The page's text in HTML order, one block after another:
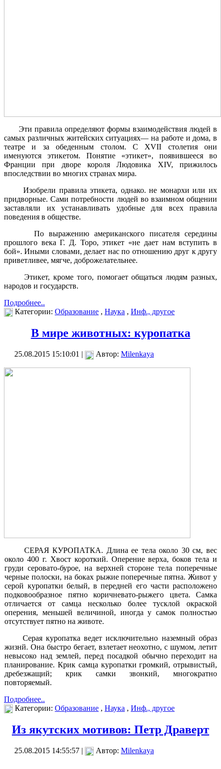
Эти правила определяют формы взаимодействия людей в
самых различных житейских ситуациях— на работе и дома, в
театре и за обеденным столом. С XVII столетия они
именуются этикетом. Понятие «этикет», появившееся во
Франции при дворе короля Людовика XIV, прижилось
впоследствии во многих странах мира.
Изобрели правила этикета, однако. не монархи или их
придворные. Сами потребности людей во взаимном общении
заставляли их устанавливать удобные для всех правила
поведения в обществе.
По выражению американского писателя середины
прошлого века Г. Д. Торо, этикет «не дает нам вступить в
бой». Иными словами, делает нас по отношению друг к другу
приветливее, мягче, доброжелательнее.
Этикет, кроме того, помогает общаться людям разных,
народов и государств.
Подробнее..
Категории: Образование , Наука , Инф., другое
В мире животных: куропатка
25.08.2015 15:10:01 | Автор: Milenkaya
СЕРАЯ КУРОПАТКА. Длина ее тела около 30 см, вес
около 400 г. Хвост короткий. Оперение верха, боков тела и
груди серовато-бурое, на верхней стороне тела поперечные
черные полоски, на боках рыжие поперечные пятна. Живот у
серой куропатки белый, в передней его части расположено
подковообразное пятно коричневато-рыжего цвета. Самка
отличается от самца несколько более тусклой окраской
оперения, меньшей величиной, иногда у самок полностью
отсутствует пятно на животе.
Серая куропатка ведет исключительно наземный образ
жизнй. Она быстро бегает, взлетает неохотно, с шумом, летит
невысоко над землей, перед посадкой обычно переходит на
планирование. Крик самца куропатки громкий, отрывистый,
дребезжащий; крик самки звонкий, многократно
повторяемый.
Подробнее..
Категории: Образование , Наука , Инф., другое
Из якутских мотивов: Петр Драверт
25.08.2015 14:55:57 | Автор: Milenkaya